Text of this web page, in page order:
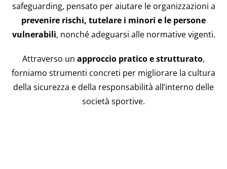
safeguarding, pensato per aiutare le organizzazioni a
prevenire rischi, tutelare i minori e le persone
vulnerabili, nonché adeguarsi alle normative vigenti.
Attraverso un approccio pratico e strutturato,
forniamo strumenti concreti per migliorare la cultura
della sicurezza e della responsabilità all’interno delle
società sportive.